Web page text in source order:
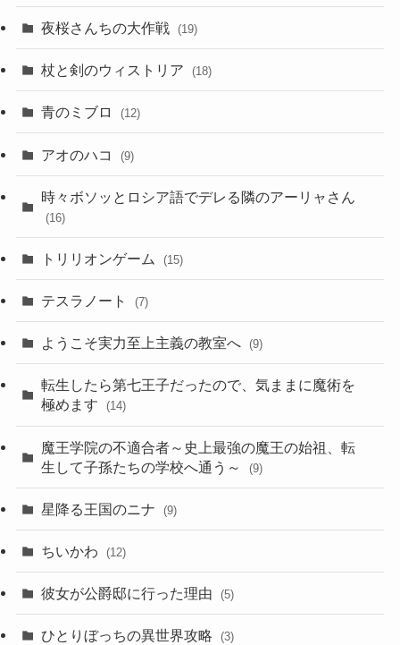
夜桜さんちの大作戦 (19)
杖と剣のウィストリア (18)
青のミブロ (12)
アオのハコ (9)
時々ボソッとロシア語でデレる隣のアーリャさん
(16)
トリリオンゲーム (15)
テスラノート (7)
ようこそ実力至上主義の教室へ (9)
転生したら第七王子だったので、気ままに魔術を
極めます
(14)
魔王学院の不適合者～史上最強の魔王の始祖、転
生して子孫たちの学校へ通う～
(9)
星降る王国のニナ (9)
ちいかわ (12)
彼女が公爵邸に行った理由 (5)
ひとりぼっちの異世界攻略 (3)